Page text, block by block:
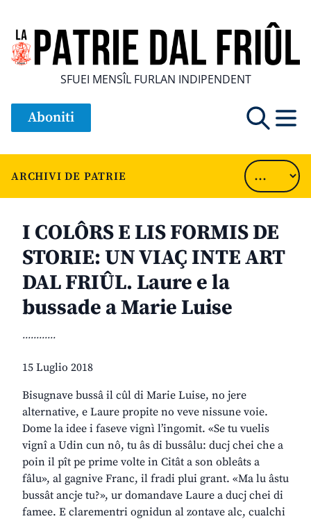
SFUEI MENSÎL FURLAN INDIPENDENT
Aboniti
ARCHIVI DE PATRIE
I COLÔRS E LIS FORMIS DE
STORIE: UN VIAÇ INTE ART
DAL FRIÛL. Laure e la
bussade a Marie Luise
............
15 Luglio 2018
Bisugnave bussâ il cûl di Marie Luise, no jere
alternative, e Laure propite no veve nissune voie.
Dome la idee i faseve vignì l’ingomit. «Se tu vuelis
vignî a Udin cun nô, tu âs di bussâlu: ducj chei che a
poin il pît pe prime volte in Citât a son obleâts a
fâlu», al gagnive Franc, il fradi plui grant. «Ma lu âstu
bussât ancje tu?», ur domandave Laure a ducj chei di
famee. E clarementri ognidun al zontave alc, cualchi